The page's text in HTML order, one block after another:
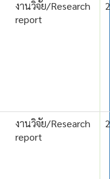
งานวิจัย/Research
report
งานวิจัย/Research
report